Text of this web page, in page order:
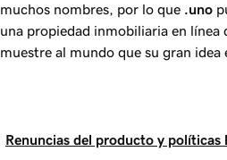
muchos nombres, por lo que .uno
una propiedad inmobiliaria en línea
muestre al mundo que su gran idea
Renuncias del producto y políticas